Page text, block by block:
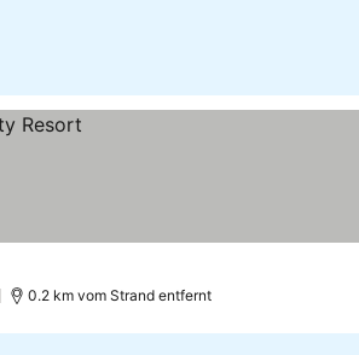
0.2 km vom Strand entfernt